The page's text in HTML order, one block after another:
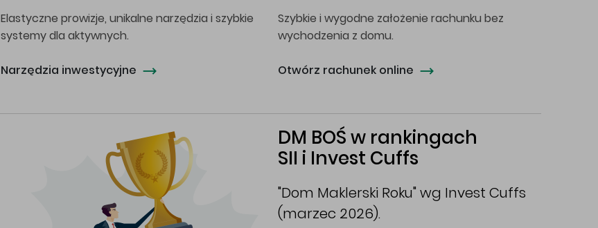
Elastyczne prowizje, unikalne narzędzia i szybkie
systemy dla aktywnych.
Narzędzia inwestycyjne
Szybkie i wygodne założenie rachunku bez
wychodzenia z domu.
Otwórz rachunek online
DM BOŚ w rankingach
SII i Invest Cuffs
"Dom Maklerski Roku" wg Invest Cuffs
(marzec 2026).